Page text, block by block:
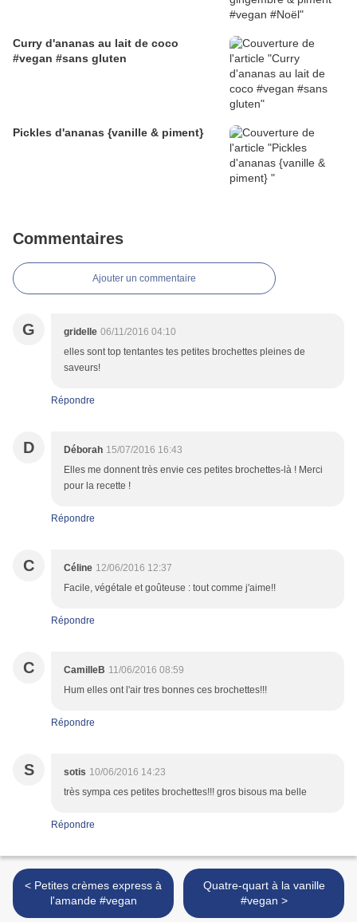
Curry d'ananas au lait de coco
#vegan #sans gluten
Pickles d'ananas {vanille & piment}
Commentaires
Ajouter un commentaire
G gridelle 06/11/2016 04:10
elles sont top tentantes tes petites brochettes pleines de
saveurs!
Répondre
D Déborah 15/07/2016 16:43
Elles me donnent très envie ces petites brochettes-là ! Merci
pour la recette !
Répondre
C Céline 12/06/2016 12:37
Facile, végétale et goûteuse : tout comme j'aime!!
Répondre
C CamilleB 11/06/2016 08:59
Hum elles ont l'air tres bonnes ces brochettes!!!
Répondre
S sotis 10/06/2016 14:23
très sympa ces petites brochettes!!! gros bisous ma belle
Répondre
< Petites crèmes express à
l'amande #vegan
Quatre-quart à la vanille
#vegan >